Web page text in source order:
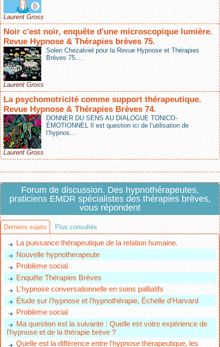
Laurent Gross
Noir c'est noir, enquête d'une microscopique lumière.
Revue Hypnose & Thérapies brèves 75.
Solen Chezalviel pour la Revue Hypnose et Thérapies
Brèves 75....
Laurent Gross
La psychomotricité comme support thérapeutique.
Revue Hypnose & Thérapies Brèves 74.
DONNER DU SENS AU DIALOGUE TONICO-
ÉMOTIONNEL Il est question ici de l’utilisation de
l’hypnos...
Laurent Gross
Forum de discussion. Des hypnothérapeutes,
praticiens EMDR spécialistes des thérapies brèves,
vous répondent
Derniers sujets Plus consultés
La puissance thérapeutique de la relation humaine.
Nouvelle hypnotherapeute
Problème social
Enquête Thérapies Brèves
L'hypnose conversationnelle en soins palliatifs
Étude sur l'hypnose et l'hypnothérapie, Échelle d'Harvard
Problème social
Ma question est la suivante : Quelle est votre expérience de
l'hypnose et de la thérapie brève ?
Quelle est la différence entre l'hypnose thérapeutique, les